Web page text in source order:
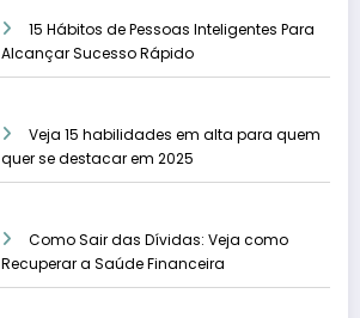
15 Hábitos de Pessoas Inteligentes Para
Alcançar Sucesso Rápido
Veja 15 habilidades em alta para quem
quer se destacar em 2025
Como Sair das Dívidas: Veja como
Recuperar a Saúde Financeira